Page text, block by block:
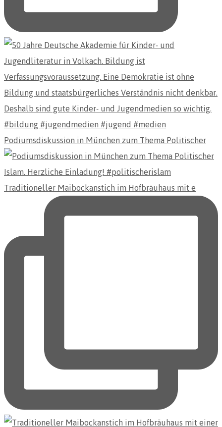
Podiumsdiskussion in München zum Thema Politischer
Traditioneller Maibockanstich im Hofbräuhaus mit e